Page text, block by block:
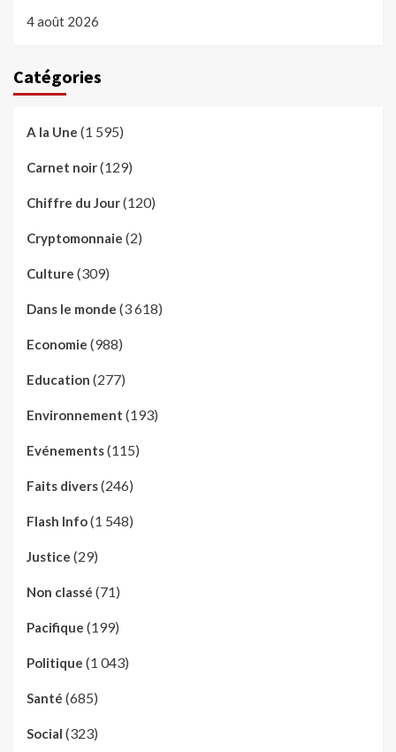
4 août 2026
Catégories
A la Une (1 595)
Carnet noir(129)
Chiffre du Jour(120)
Cryptomonnaie (2)
Culture (309)
Dans le monde (3 618)
Economie (988)
Education (277)
Environnement (193)
Evénements(115)
Faits divers(246)
Flash Info(1 548)
Justice (29)
Non classé (71)
Pacifique (199)
Politique (1 043)
Santé (685)
Social (323)